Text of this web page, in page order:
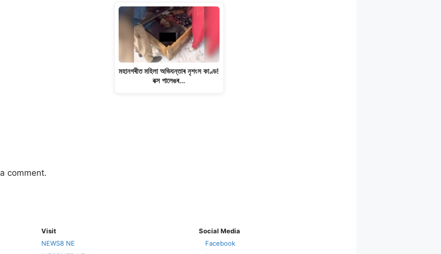
মহানগৰীত মহিলা অভিযন্তাৰ নৃশংস কাণ্ড!
বক্স পালেঙৰ…
comment.
Visit
NEWS8 NE
Social Media
Facebook